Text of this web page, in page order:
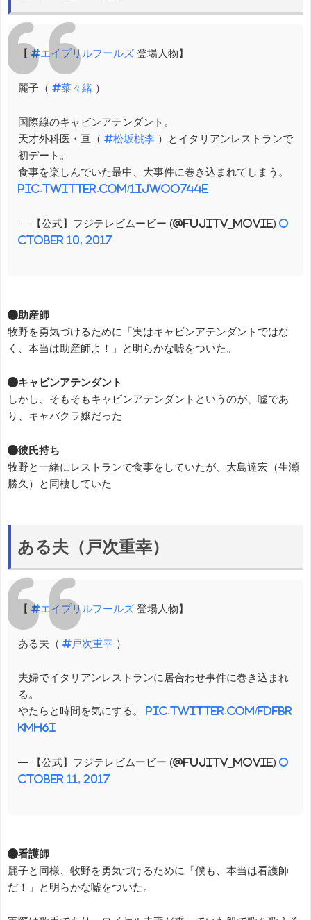
【 #エイプリルフールズ 登場人物】
麗子（ #菜々緒 ）
国際線のキャビンアテンダント。
天才外科医・亘（ #松坂桃李 ）とイタリアンレストランで
初デート。
食事を楽しんでいた最中、大事件に巻き込まれてしまう。
pic.twitter.com/1IJWoO744e
— 【公式】フジテレビムービー (@fujitv_movie) O
ctober 10, 2017
●助産師
牧野を勇気づけるために「実はキャビンアテンダントではな
く、本当は助産師よ！」と明らかな嘘をついた。
●キャビンアテンダント
しかし、そもそもキャビンアテンダントというのが、嘘であ
り、キャバクラ嬢だった
●彼氏持ち
牧野と一緒にレストランで食事をしていたが、大島達宏（生瀬
勝久）と同棲していた
ある夫（戸次重幸）
【 #エイプリルフールズ 登場人物】
ある夫（ #戸次重幸 ）
夫婦でイタリアンレストランに居合わせ事件に巻き込まれ
る。
やたらと時間を気にする。 pic.twitter.com/FdfbR
KMh6I
— 【公式】フジテレビムービー (@fujitv_movie) O
ctober 11, 2017
●看護師
麗子と同様、牧野を勇気づけるために「僕も、本当は看護師
だ！」と明らかな嘘をついた。